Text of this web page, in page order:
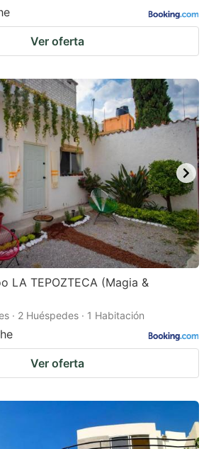
Ver oferta
LA TEPOZTECA (Magia &
· 2 Huéspedes · 1 Habitación
Ver oferta